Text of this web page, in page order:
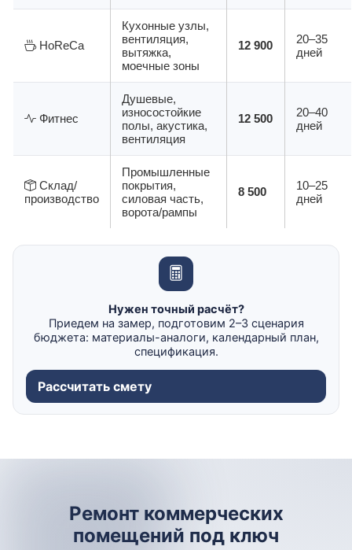
HoReCa
Кухонные узлы,
вентиляция,
вытяжка,
моечные зоны
12 900
20–35
дней
Фитнес
Душевые,
износостойкие
полы, акустика,
вентиляция
12 500
20–40
дней
Склад/
производство
Промышленные
покрытия,
силовая часть,
ворота/рампы
8 500
10–25
дней
Нужен точный расчёт?
Приедем на замер, подготовим 2–3 сценария
бюджета: материалы-аналоги, календарный план,
спецификация.
Рассчитать смету
Ремонт коммерческих
помещений под ключ